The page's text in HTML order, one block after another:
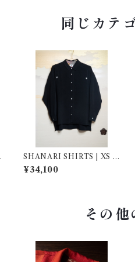
同じカテ
SHANARI SHIRTS | XS |
262028
¥34,100
その他